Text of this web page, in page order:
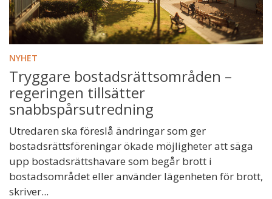
NYHET
Tryggare bostadsrättsområden –
regeringen tillsätter
snabbspårsutredning
Utredaren ska föreslå ändringar som ger
bostadsrätts­föreningar ökade möjligheter att säga
upp bostadsrättshavare som begår brott i
bostadsområdet eller använder lägenheten för brott,
skriver...